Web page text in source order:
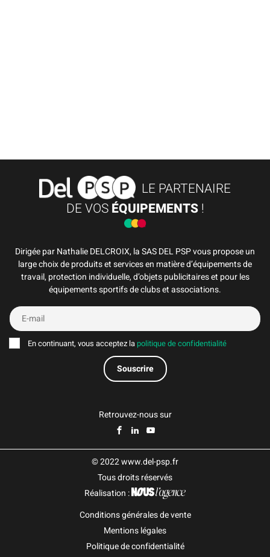
LE PARTENAIRE
DE VOSÉQUIPEMENTS!
Dirigée par Nathalie DELCROIX, la SAS DEL PSP vous propose un
large choix de produits et services en matière d’équipements de
travail, protection individuelle, d’objets publicitaires et pour les
équipements sportifs de clubs et associations.
En continuant, vous acceptez la politique de confidentialité
Retrouvez-nous sur
© 2022 www.del-psp.fr
Tous droits réservés
Réalisation :
Conditions générales de vente
Mentions légales
Politique de confidentialité